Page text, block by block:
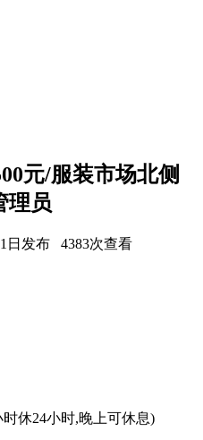
元/服装市场北侧
理员
日发布 4383次查看
休24小时,晚上可休息)